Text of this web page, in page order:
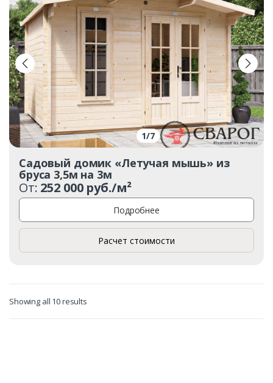
1/7
Садовый домик «Летучая мышь» из
бруса 3,5м на 3м
От: 252 000 руб./м²
Подробнее
Расчет стоимости
Showing all 10 results